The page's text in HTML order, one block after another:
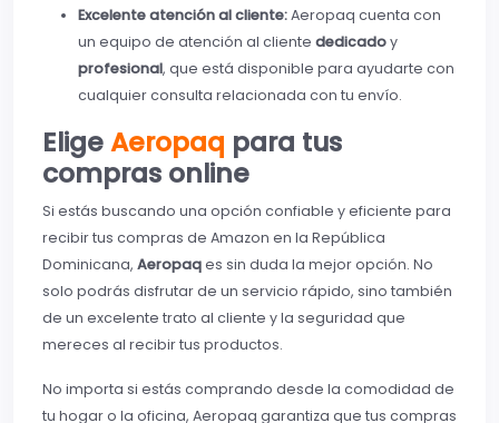
Excelente atención al cliente:Aeropaq cuenta con
un equipo de atención al cliente dedicadoy
profesional, que está disponible para ayudarte con
cualquier consulta relacionada con tu envío.
EligeAeropaq para tus
compras online
Si estás buscando una opción confiable y eficiente para
recibir tus compras de Amazon en la República
Dominicana, Aeropaqes sin duda la mejor opción. No
solo podrás disfrutar de un servicio rápido, sino también
de un excelente trato al cliente y la seguridad que
mereces al recibir tus productos.
No importa si estás comprando desde la comodidad de
tu hogar o la oficina, Aeropaq garantiza que tus compras